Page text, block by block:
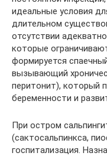
идеальные условия
длительном
отсутствии
которые
формируется
вызывающий
перитонит), который
беременности и
При остром
(сактосальпинкса,
госпитализация.